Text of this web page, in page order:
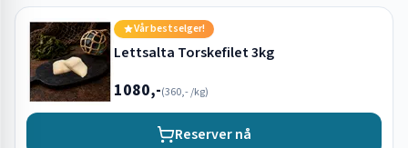
Vår bestselger!
Lettsalta Torskefilet 3kg
1080,-(360,-/kg)
Reserver nå